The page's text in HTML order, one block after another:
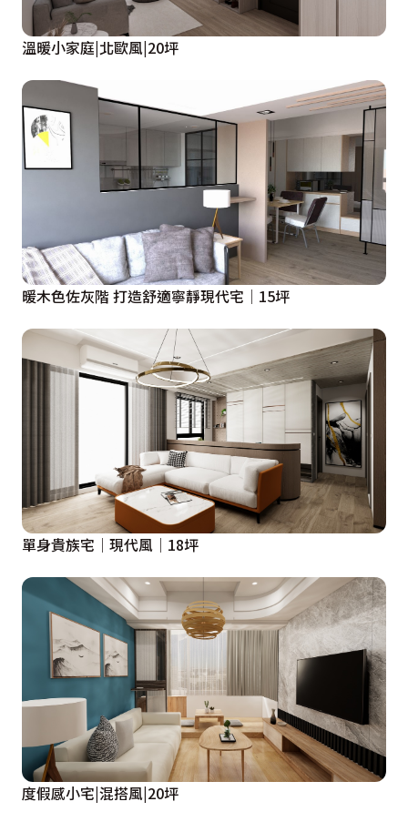
溫暖小家庭|北歐風|20坪
暖木色佐灰階 打造舒適寧靜現代宅│15坪
單身貴族宅│現代風│18坪
度假感小宅|混搭風|20坪